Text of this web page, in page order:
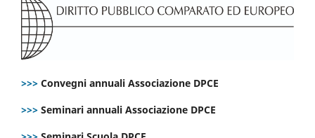
>>> Convegni annuali Associazione DPCE
>>> Seminari annuali Associazione DPCE